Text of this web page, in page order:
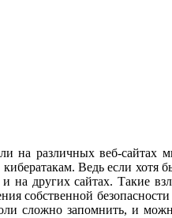
на различных веб-
Ведь если хотя
на других сайтах. Такие
собственной безопасности
сложно запомнить, и